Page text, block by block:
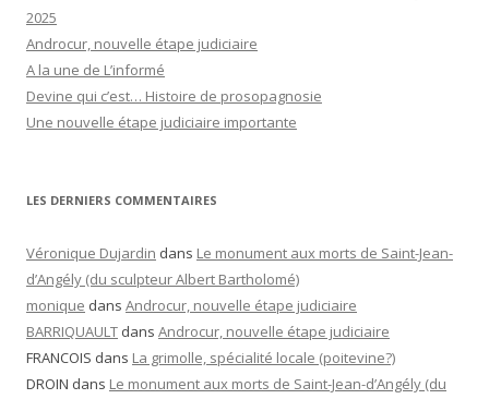
2025
Androcur, nouvelle étape judiciaire
A la une de L’informé
Devine qui c’est… Histoire de prosopagnosie
Une nouvelle étape judiciaire importante
LES DERNIERS COMMENTAIRES
Véronique Dujardin dans Le monument aux morts de Saint-Jean-
d’Angély (du sculpteur Albert Bartholomé)
monique dans Androcur, nouvelle étape judiciaire
BARRIQUAULT dans Androcur, nouvelle étape judiciaire
FRANCOIS dans La grimolle, spécialité locale (poitevine?)
DROIN dans Le monument aux morts de Saint-Jean-d’Angély (du